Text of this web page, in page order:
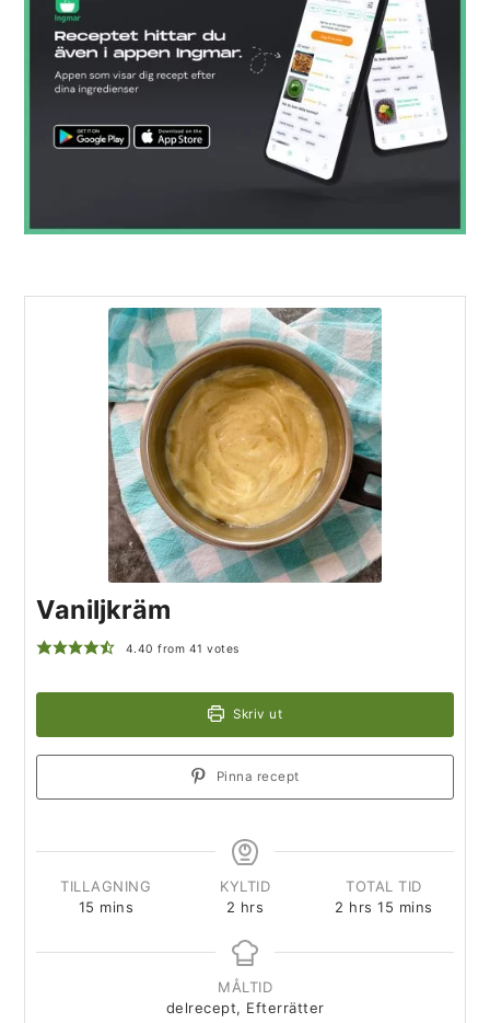
Vaniljkräm
4.40 from 41 votes
Skriv ut
Pinna recept
TILLAGNING
15 mins
KYLTID
2 hrs
TOTAL TID
2 hrs 15 mins
MÅLTID
delrecept, Efterrätter